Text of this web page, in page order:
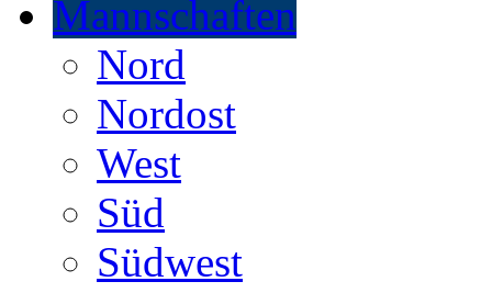
Mannschaften
Nord
Nordost
West
Süd
Südwest